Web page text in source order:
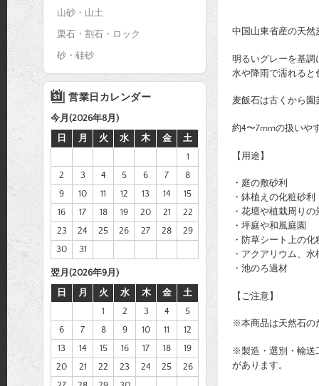
中国山東省産の天然
明るいグレーを基調
水や降雨で濡れると
麦飯石は古くから
約4〜7mmの扱いや
【用途】
・庭の敷砂利
・鉢植えの化粧砂利
・花壇や植栽周りの
・坪庭や和風庭園
・防草シート上の化
・アクアリウム、水
・池のろ過材
【ご注意】
※本商品は天然石の
※製造・選別・輸送
があります。
山砂・山土
栗石・割石・ロック
砂・硅砂
営業日カレンダー
今月(2026年8月)
日
月 火 水 木 金
土
1
2
3 4 5 6 7
8
9
10 11 12 13 14
15
16
17 18 19 20 21
22
23
24 25 26 27 28
29
30
31
翌月(2026年9月)
日
月 火 水 木 金
土
1
2 3 4
5
6
7 8 9 10 11
12
13
14 15 16 17 18
19
20
21 22 23 24 25
26